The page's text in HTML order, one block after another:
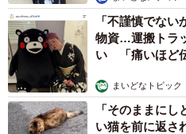
【関連記事】ガソリン
に！いくら安くなる？
走行距離課税の4つのメ
走行距離課税を導入すれば、
「不謹慎でな
物資…運搬トラ
い 「痛いほど
まいどなトピック
「そのままに
い猫を前に返